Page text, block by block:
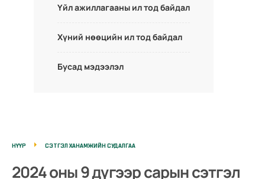
Үйл ажиллагааны ил тод байдал
Хүний нөөцийн ил тод байдал
Бусад мэдээлэл
НҮҮР СЭТГЭЛ ХАНАМЖИЙН СУДАЛГАА
2024 оны 9 дүгээр сарын сэтгэл